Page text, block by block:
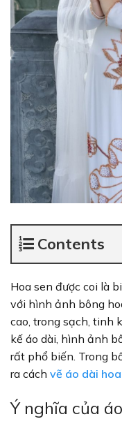
Contents
Hoa sen được coi là
với hình ảnh bông
cao, trong sạch, tinh
kế áo dài, hình ảnh
rất phổ biến. Trong
ra cách vẽ áo dài
Ý nghĩa của